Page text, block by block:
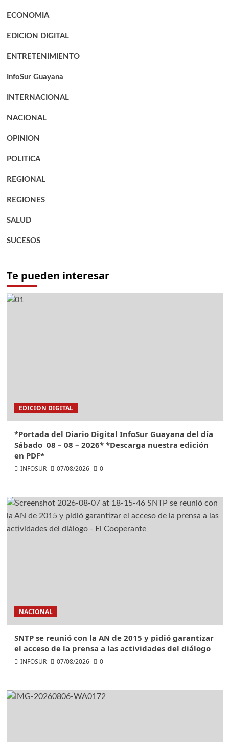
ECONOMIA
EDICION DIGITAL
ENTRETENIMIENTO
InfoSur Guayana
INTERNACIONAL
NACIONAL
OPINION
POLITICA
REGIONAL
REGIONES
SALUD
SUCESOS
Te pueden interesar
EDICION DIGITAL
*Portada del Diario Digital InfoSur Guayana del día
Sábado 08 – 08 – 2026* *Descarga nuestra edición
en PDF*
INFOSUR 07/08/2026 0
NACIONAL
SNTP se reunió con la AN de 2015 y pidió garantizar
el acceso de la prensa a las actividades del diálogo
INFOSUR 07/08/2026 0